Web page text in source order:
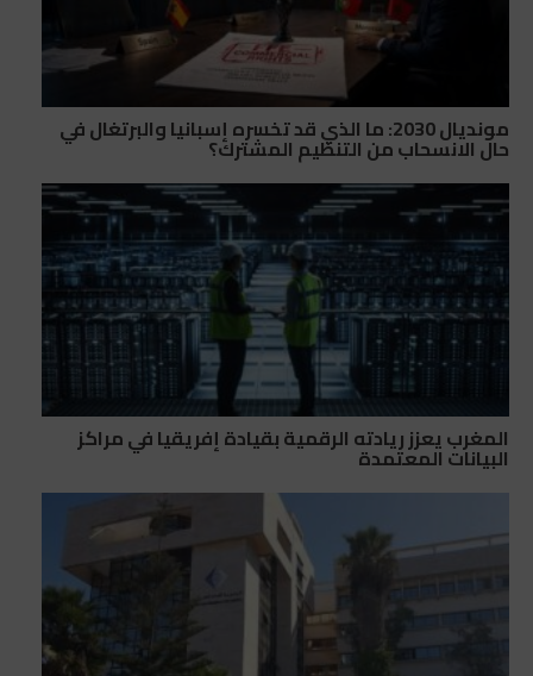
مونديال 2030: ما الذي قد تخسره إسبانيا والبرتغال في
حال الانسحاب من التنظيم المشترك؟
المغرب يعزز ريادته الرقمية بقيادة إفريقيا في مراكز
البيانات المعتمدة